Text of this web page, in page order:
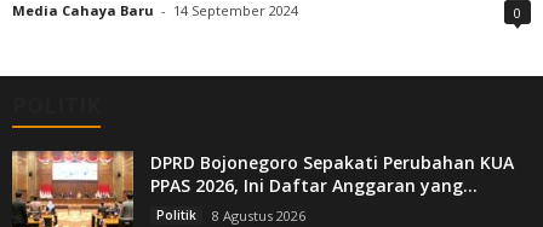
Media Cahaya Baru - 14 September 2024 0
DPRD Bojonegoro Sepakati Perubahan KUA
PPAS 2026, Ini Daftar Anggaran yang...
Politik 8 Agustus 2026